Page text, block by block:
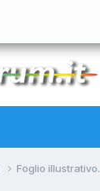
Foglio illustrativo.